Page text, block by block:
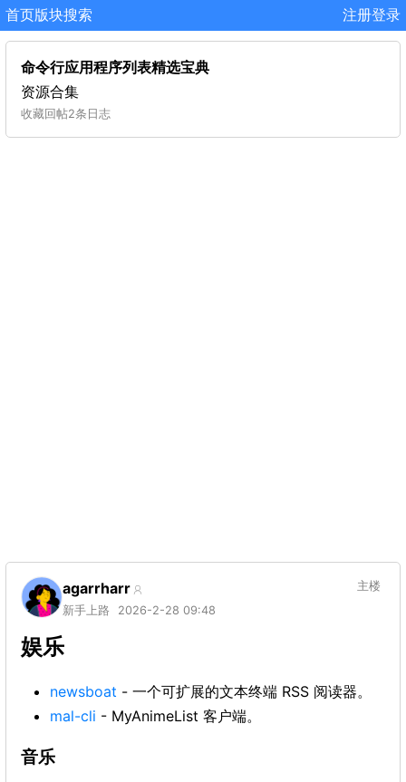
首页版块搜索 注册登录
命令行应用程序列表精选宝典
资源合集
收藏回帖2条日志
agarrharr
新手上路 2026-2-28 09:48
主楼
娱乐
newsboat - 一个可扩展的文本终端 RSS 阅读器。
mal-cli - MyAnimeList 客户端。
音乐